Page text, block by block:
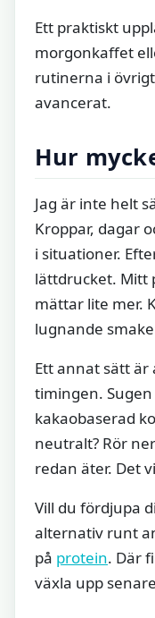
Ett praktiskt
morgonkaffet
rutinerna i
avancerat.
Hur
Jag är inte helt
Kroppar, dagar
i situationer.
lättdrucket. Mitt
mättar lite mer.
lugnande
Ett annat sätt är
timingen. Sugen
kakaobaserad
neutralt? Rör
redan äter. Det
Vill du fördjupa
alternativ runt
på protein. Där
växla upp